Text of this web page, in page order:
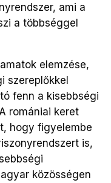
ami a
a többséggel
elemzése,
szereplőkkel
fenn a kisebbségi
romániai keret
hogy figyelembe
is,
közösségen